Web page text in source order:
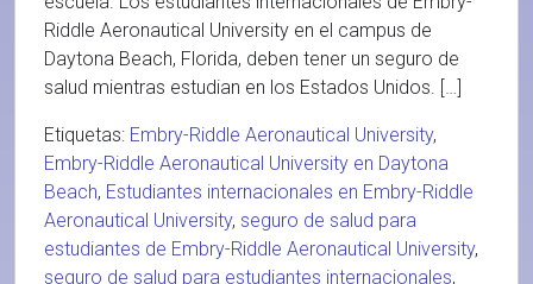
Riddle Aeronautical University en el campus de
Daytona Beach, Florida, deben tener un seguro de
salud mientras estudian en los Estados Unidos. […]
Etiquetas: Embry-Riddle Aeronautical University,
Embry-Riddle Aeronautical University en Daytona
Beach, Estudiantes internacionales en Embry-Riddle
Aeronautical University, seguro de salud para
estudiantes de Embry-Riddle Aeronautical University,
seguro de salud para estudiantes internacionales,